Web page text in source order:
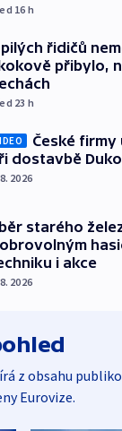
16 h
řidičů
přibylo,
23 h
České
dostavbě
2026
starého
i akce
2026
z obsahu
Eurovize.